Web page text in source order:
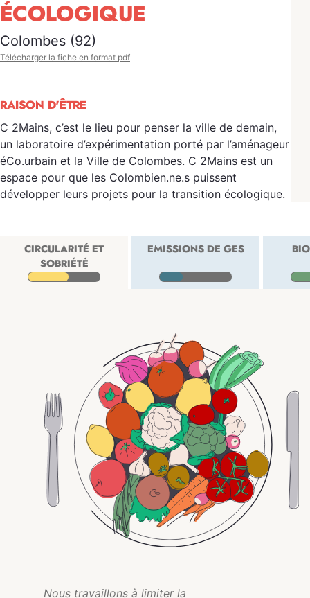
ÉCOLOGIQUE
Colombes (92)
Télécharger la fiche en format pdf
RAISON D'ÊTRE
C 2Mains, c’est le lieu pour penser la ville de demain,
un laboratoire d’expérimentation porté par l’aménageur
éCo.urbain et la Ville de Colombes. C 2Mains est un
espace pour que les Colombien.ne.s puissent
développer leurs projets pour la transition écologique.
CIRCULARITÉ ET
SOBRIÉTÉ
EMISSIONS DE GES
Nous travaillons à limiter la